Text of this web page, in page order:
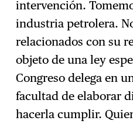
intervención.
industria petrolera.
relacionados con su
objeto de una ley
Congreso delega en
facultad de elaborar
hacerla cumplir.